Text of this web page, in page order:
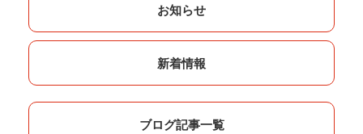
お知らせ
新着情報
ブログ記事一覧